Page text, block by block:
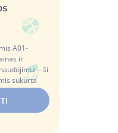
A01-
ir
– ši
sukurta